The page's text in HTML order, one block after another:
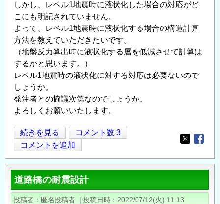
しかし、レベル1地震時に液状化した場合の対応がど
こにも明記されていません。
よって、レベル1地震時に液状化する場合の構造計算
方法を教えていただきたいです。
（地盤反力算出時に液状化する層を低減させて計算は
するかと思います。）
レベル1地震時の液状化に対する対応は必要ないので
しょうか。
発注者との協議次第なのでしょうか。
よろしくお願いいたします。
レ
ベ
ル
1
地
震
続きを見る
コメント数 3
コメントを追加
Opens in
道路橋の耐震設計
投稿者 匿名投稿者 | 投稿日時
2022/07/12(火) 11:13